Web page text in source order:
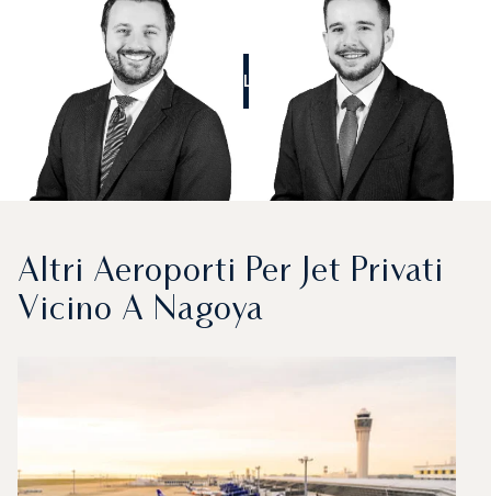
CALL US
Altri Aeroporti Per Jet Privati
Vicino A Nagoya